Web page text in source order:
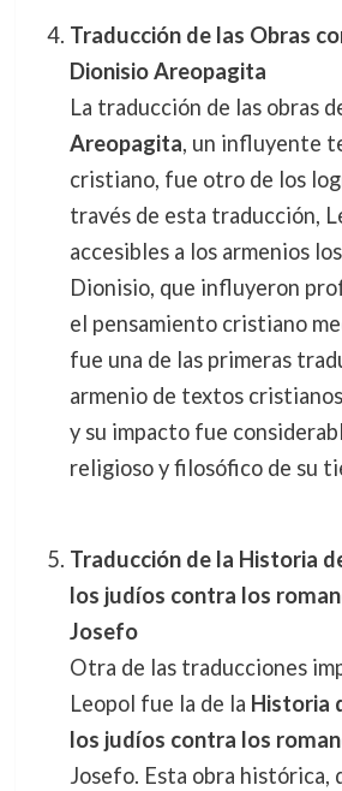
Traducción de las Obras
Dionisio Areopagita
La traducción de las obras
Areopagita, un influyente
cristiano, fue otro de los
través de esta traducción,
accesibles a los armenios
Dionisio, que influyeron
el pensamiento cristiano
fue una de las primeras
armenio de textos
y su impacto fue
religioso y filosófico de su
Traducción de la Historia
los judíos contra los
Josefo
Otra de las traducciones
Leopol fue la de la Historia
los judíos contra los
Josefo. Esta obra histórica,